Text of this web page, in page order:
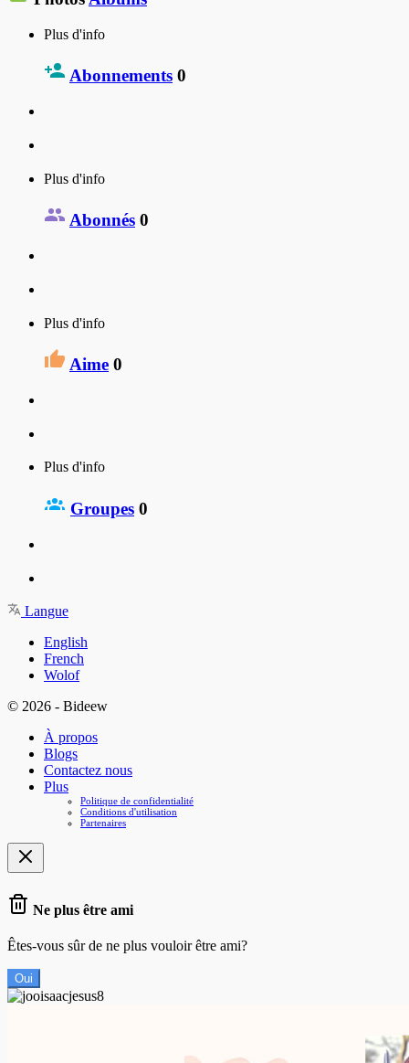
Plus d'info
Abonnements 0
Plus d'info
Abonnés 0
Plus d'info
Aime 0
Plus d'info
Groupes 0
Langue
English
French
Wolof
© 2026 - Bideew
À propos
Blogs
Contactez nous
Plus
Politique de confidentialité
Conditions d'utilisation
Partenaires
Ne plus être ami
Êtes-vous sûr de ne plus vouloir être ami?
Oui